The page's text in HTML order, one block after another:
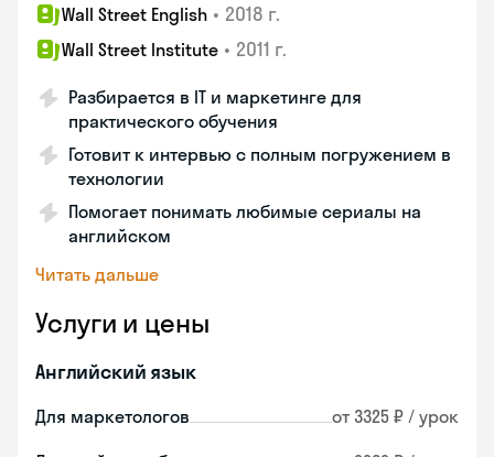
Wall Street English • 2018 г.
Wall Street Institute • 2011 г.
Разбирается в IT и маркетинге для
практического обучения
Готовит к интервью с полным погружением в
технологии
Помогает понимать любимые сериалы на
английском
Читать дальше
Услуги и цены
Английский язык
Для маркетологов от 3325 ₽ / урок